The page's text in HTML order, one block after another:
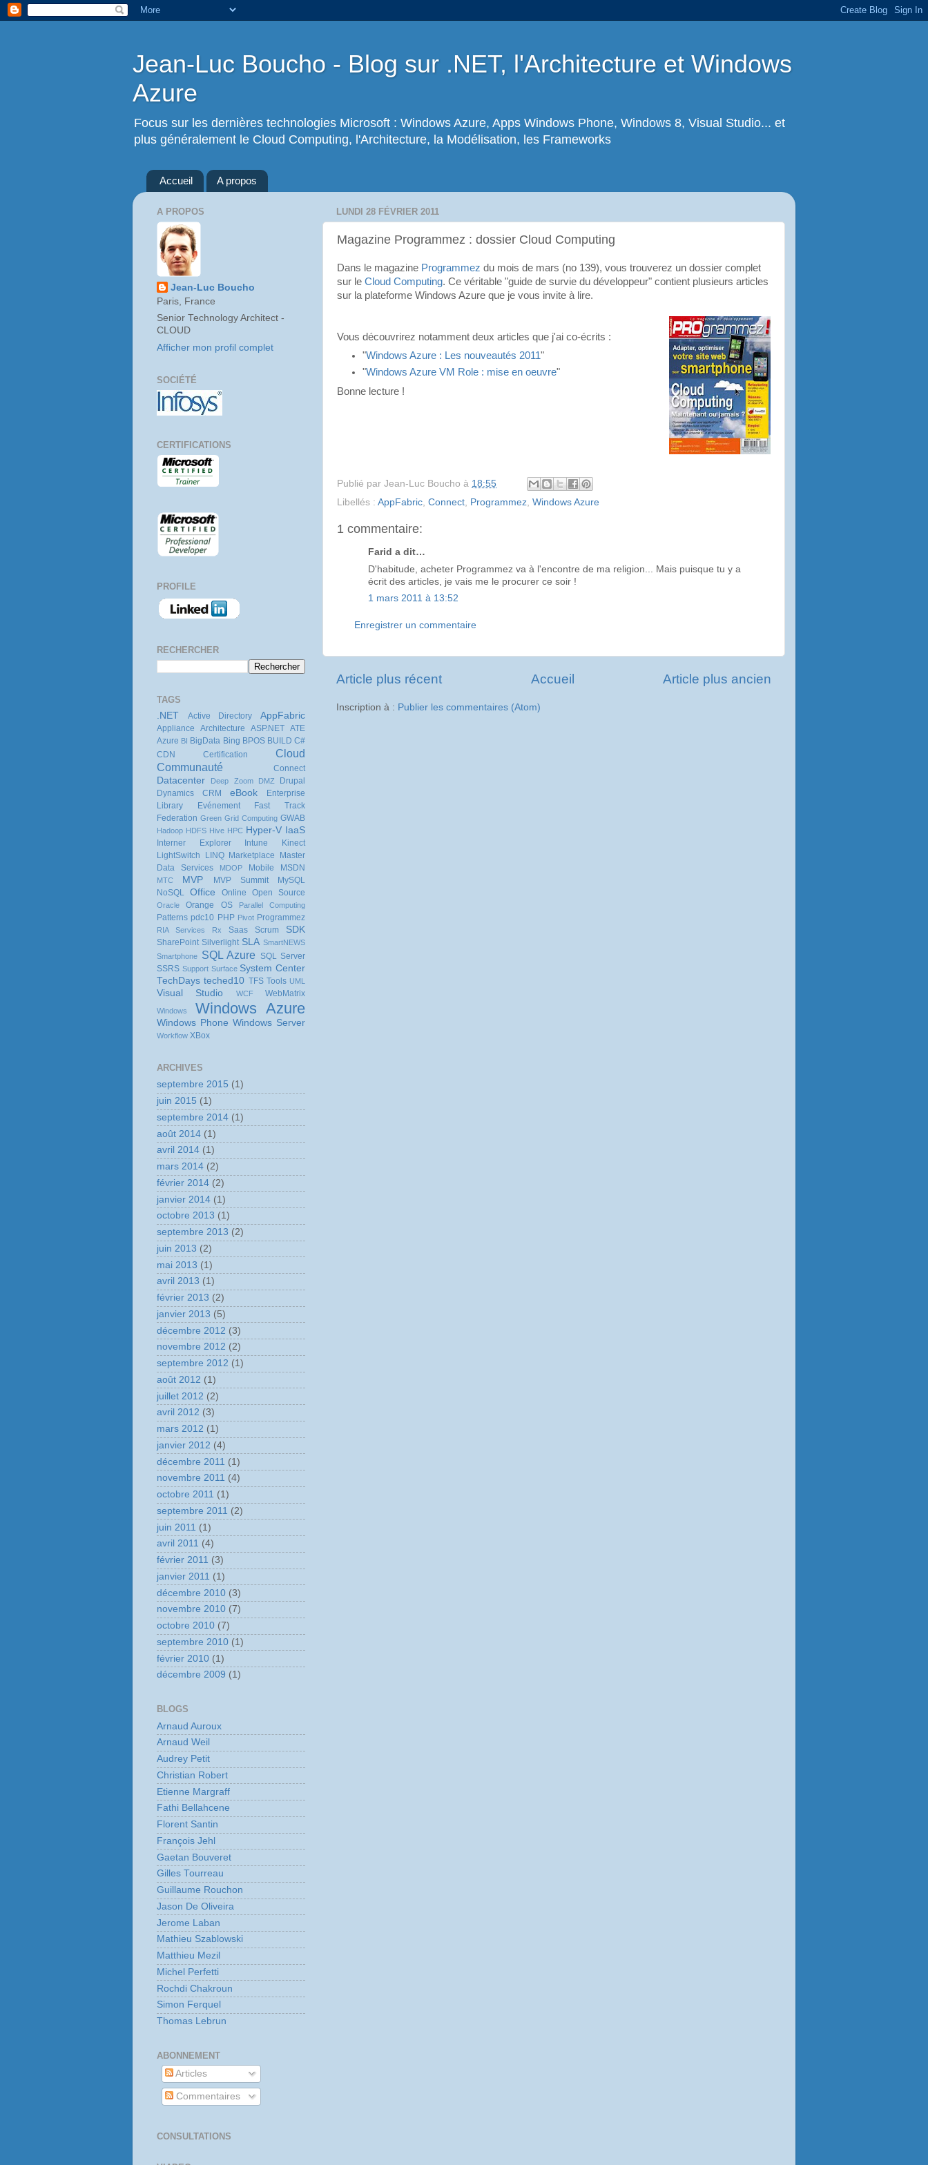
Jean-Luc Boucho - Blog sur .NET, l'Architecture et Windows
Azure
Focus sur les dernières technologies Microsoft : Windows Azure, Apps Windows Phone, Windows 8, Visual Studio... et
plus généralement le Cloud Computing, l'Architecture, la Modélisation, les Frameworks
Accueil A propos
LUNDI 28 FÉVRIER 2011
Magazine Programmez : dossier Cloud Computing
Dans le magazine Programmez du mois de mars (no 139), vous trouverez un dossier complet
sur le Cloud Computing. Ce véritable "guide de survie du développeur" contient plusieurs articles
sur la plateforme Windows Azure que je vous invite à lire.
Vous découvrirez notamment deux articles que j'ai co-écrits :
"Windows Azure : Les nouveautés 2011"
"Windows Azure VM Role : mise en oeuvre"
Bonne lecture !
Publié par Jean-Luc Boucho à 18:55
Libellés : AppFabric, Connect, Programmez, Windows Azure
1 commentaire:
Farid a dit…
D'habitude, acheter Programmez va à l'encontre de ma religion... Mais puisque tu y a
écrit des articles, je vais me le procurer ce soir !
1 mars 2011 à 13:52
Enregistrer un commentaire
Article plus récent Article plus ancien
Accueil
Inscription à : Publier les commentaires (Atom)
A PROPOS
Jean-Luc Boucho
Paris, France
Senior Technology Architect -
CLOUD
Afficher mon profil complet
SOCIÉTÉ
CERTIFICATIONS
PROFILE
RECHERCHER
TAGS
.NET
Active Directory AppFabric
Appliance Architecture ASP.NET ATE
Azure BI BigData Bing BPOS BUILD C#
CDN
Certification
Cloud
Communauté
Connect
Datacenter Deep Zoom DMZ
Drupal
Dynamics CRM
eBook
Enterprise
Library
Evénement
Fast Track
Federation Green Grid Computing GWAB
Hadoop HDFS Hive HPC Hyper-V IaaS
Interner Explorer Intune
Kinect
LightSwitch
LINQ Marketplace
Master
Data Services
MDOP Mobile MSDN
MTC MVP MVP Summit
MySQL
NoSQL
Office Online Open Source
Oracle Orange OS Parallel Computing
Patterns pdc10 PHP Pivot Programmez
RIA Services Rx Saas Scrum SDK
SharePoint Silverlight SLA SmartNEWS
Smartphone SQL Azure
SQL Server
SSRS Support Surface System Center
TechDays teched10 TFS Tools UML
Visual Studio WCF WebMatrix
Windows Windows Azure
Windows Phone Windows Server
Workflow XBox
ARCHIVES
septembre 2015 (1)
juin 2015 (1)
septembre 2014 (1)
août 2014 (1)
avril 2014 (1)
mars 2014 (2)
février 2014 (2)
janvier 2014 (1)
octobre 2013 (1)
septembre 2013 (2)
juin 2013 (2)
mai 2013 (1)
avril 2013 (1)
février 2013 (2)
janvier 2013 (5)
décembre 2012 (3)
novembre 2012 (2)
septembre 2012 (1)
août 2012 (1)
juillet 2012 (2)
avril 2012 (3)
mars 2012 (1)
janvier 2012 (4)
décembre 2011 (1)
novembre 2011 (4)
octobre 2011 (1)
septembre 2011 (2)
juin 2011 (1)
avril 2011 (4)
février 2011 (3)
janvier 2011 (1)
décembre 2010 (3)
novembre 2010 (7)
octobre 2010 (7)
septembre 2010 (1)
février 2010 (1)
décembre 2009 (1)
BLOGS
Arnaud Auroux
Arnaud Weil
Audrey Petit
Christian Robert
Etienne Margraff
Fathi Bellahcene
Florent Santin
François Jehl
Gaetan Bouveret
Gilles Tourreau
Guillaume Rouchon
Jason De Oliveira
Jerome Laban
Mathieu Szablowski
Matthieu Mezil
Michel Perfetti
Rochdi Chakroun
Simon Ferquel
Thomas Lebrun
ABONNEMENT
Articles
Commentaires
CONSULTATIONS